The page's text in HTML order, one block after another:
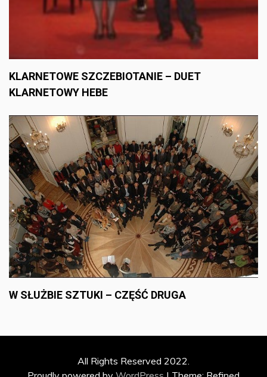
KLARNETOWE SZCZEBIOTANIE – DUET
KLARNETOWY HEBE
W SŁUŻBIE SZTUKI – CZĘŚĆ DRUGA
All Rights Reserved 2022.